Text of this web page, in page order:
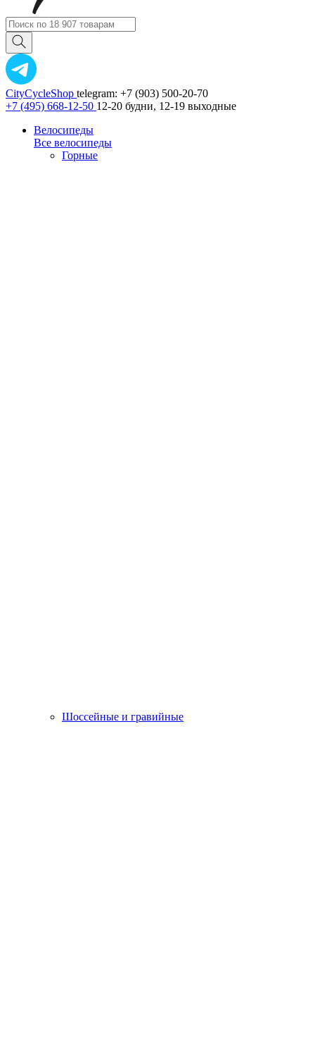
CityCycleShop telegram: +7 (903) 500-20-70
+7 (495) 668-12-50 12-20 будни, 12-19 выходные
Велосипеды
Все велосипеды
Горные
Шоссейные и гравийные